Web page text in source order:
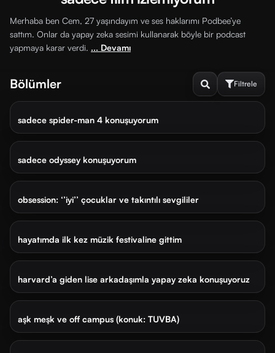
Merhaba ben Cem, 27 yaşındayım ve ses haklarımı Podbee’ye
sattım. Onlar da yapay zeka sesimi kullanarak böyle bir podcast
yapmaya karar verdi. ... Devamı
Bölümler Filtrele
Sırala
ve
FILTRELE
SIRALAMA
55 dk
5 gün önce
sadece spider-man 4 konuşuyorum
70 dk
2 hafta önce
sadece odyssey konuşuyorum
28 dk
1 ay önce
obsession: ‘’iyi’’ çocuklar ve takıntılı sevgililer
45 dk
2 ay önce
hayatımda ilk kez müzik festivaline gittim
86 dk
2 ay önce
harvard’a giden lise arkadaşımla yapay zeka konuşuyoruz
83 dk
2 ay önce
aşk meşk ve off campus (konuk: TUVBA)
16 dk
3 ay önce